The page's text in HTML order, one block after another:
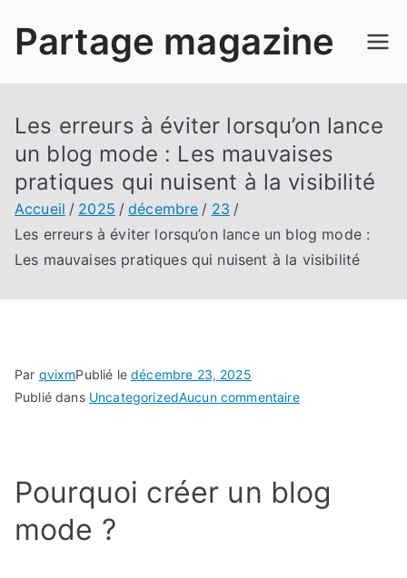
Partage magazine
Les erreurs à éviter lorsqu’on lance
un blog mode : Les mauvaises
pratiques qui nuisent à la visibilité
Accueil 2025 décembre
23
Les erreurs à éviter lorsqu’on lance un blog mode :
Les mauvaises pratiques qui nuisent à la visibilité
Par qvixmPublié ledécembre 23, 2025
Publié dans UncategorizedAucun commentairesur
éviter
lorsqu’on
Pourquoi créer un blog
mode ?